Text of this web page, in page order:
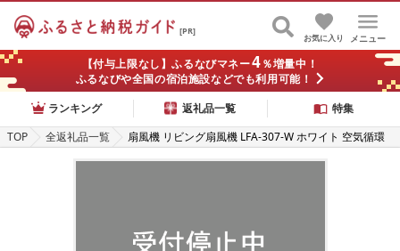
[PR]
メニュー
お気に入り
【付与上限なし】ふるなびマネー4％増量中！
ふるなびや全国の宿泊施設などでも利用可能！
ランキング
返礼品一覧
特集
TOP
全返礼品一覧
扇風機 リビング扇風機 LFA-307-W ホワイト 空気循環